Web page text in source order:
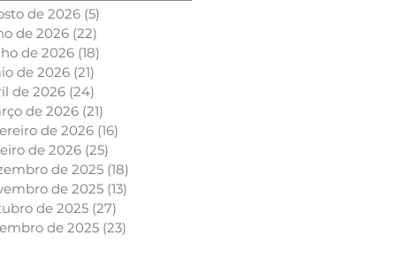
de 2026 (5)
de 2026 (22)
de 2026 (18)
de 2026 (21)
de 2026 (24)
de 2026 (21)
de 2026 (16)
de 2026 (25)
de 2025 (18)
de 2025 (13)
de 2025 (27)
de 2025 (23)